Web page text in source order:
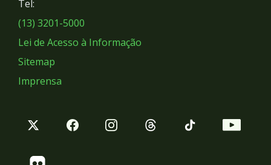
Sociais
Tel:
(13) 3201-5000
Lei de Acesso à Informação
Sitemap
Imprensa